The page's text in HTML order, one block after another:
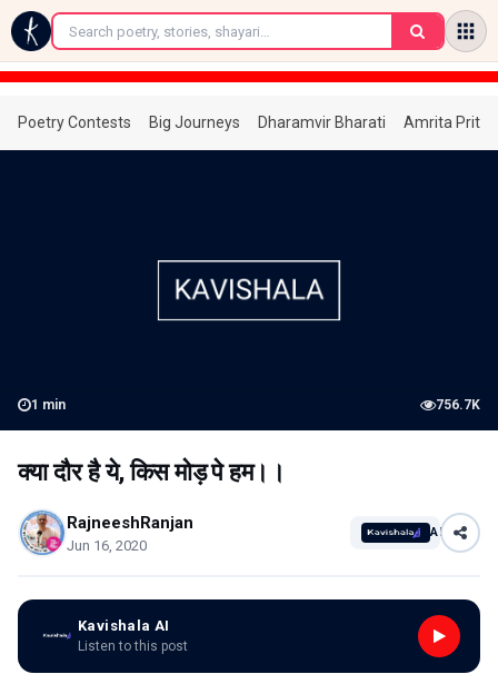
←
Poetry Contests Big Journeys Dharamvir Bharati Amrita
1 min 756.7K
क्या दौर है ये, किस मोड़ पे हम।।
RajneeshRanjan
Jun 16, 2020
AI
Kavishala AI
Listen to this post